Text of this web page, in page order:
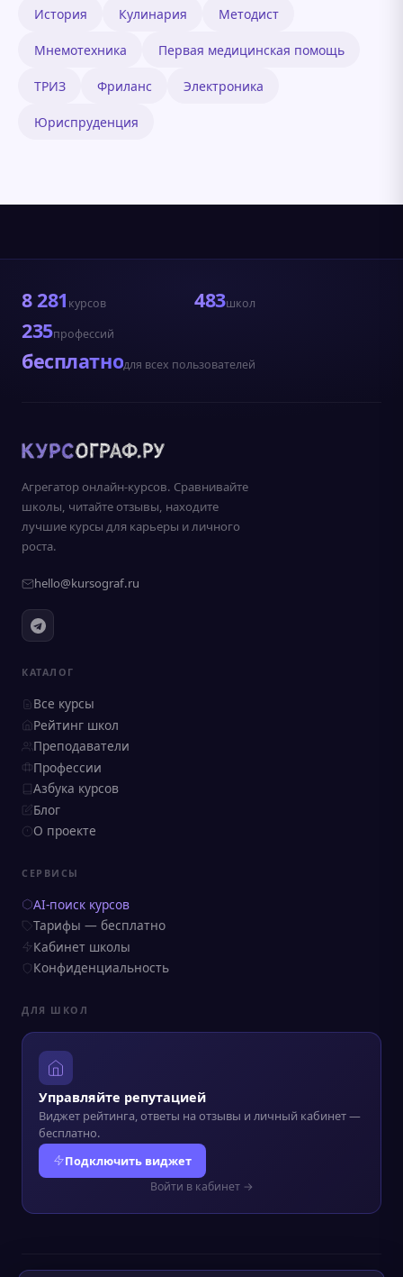
История Кулинария Методист
Мнемотехника Первая медицинская помощь
ТРИЗ Фриланс Электроника
Юриспруденция
8 281 курсов 483школ
235профессий
бесплатнодля всех пользователей
Агрегатор онлайн-курсов. Сравнивайте
школы, читайте отзывы, находите
лучшие курсы для карьеры и личного
роста.
hello@kursograf.ru
КАТАЛОГ
Все курсы
Рейтинг школ
Преподаватели
Профессии
Азбука курсов
Блог
О проекте
СЕРВИСЫ
AI-поиск курсов
Тарифы — бесплатно
Кабинет школы
Конфиденциальность
ДЛЯ ШКОЛ
Управляйте репутацией
Виджет рейтинга, ответы на отзывы и личный кабинет —
бесплатно.
Подключить виджет
Войти в кабинет →